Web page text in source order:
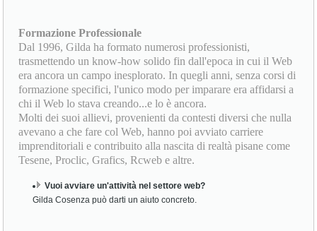
Formazione Professionale
Dal 1996, Gilda ha formato numerosi professionisti,
trasmettendo un know-how solido fin dall'epoca in cui il Web
era ancora un campo inesplorato. In quegli anni, senza corsi di
formazione specifici, l'unico modo per imparare era affidarsi a
chi il Web lo stava creando...e lo è ancora.
Molti dei suoi allievi, provenienti da contesti diversi che nulla
avevano a che fare col Web, hanno poi avviato carriere
imprenditoriali e contribuito alla nascita di realtà pisane come
Tesene, Proclic, Grafics, Rcweb e altre.
Vuoi avviare un'attività nel settore web?
Gilda Cosenza può darti un aiuto concreto.